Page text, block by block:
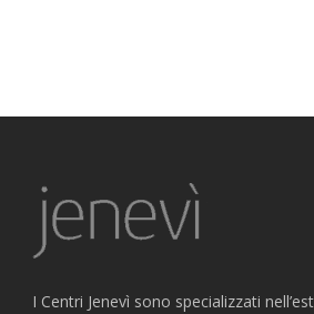
I Centri Jenevì sono specializzati